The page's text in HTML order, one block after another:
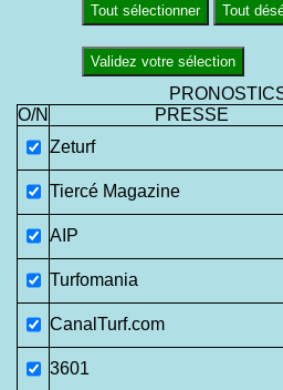
Tout sélectionner Tout
Validez votre sélection
O/N
PRESSE
Zeturf
Tiercé Magazine
AIP
Turfomania
CanalTurf.com
3601